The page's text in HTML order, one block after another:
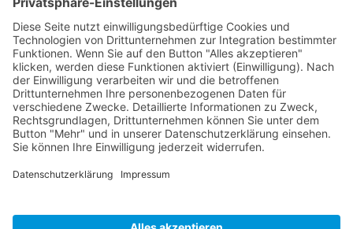
Partnernetze
Mitglied werden
Projekte
Veranstaltungen
Alle Veranstaltungen
Jobs
Alle Jobs
Kontakt